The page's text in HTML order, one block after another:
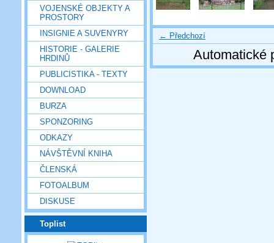
VOJENSKÉ OBJEKTY A
PROSTORY
INSIGNIE A SUVENYRY
HISTORIE - GALERIE
HRDINŮ
PUBLICISTIKA - TEXTY
DOWNLOAD
BURZA
SPONZORING
ODKAZY
NÁVŠTĚVNÍ KNIHA
ČLENSKÁ
FOTOALBUM
DISKUSE
Toplist
← Předchozí
Automatické